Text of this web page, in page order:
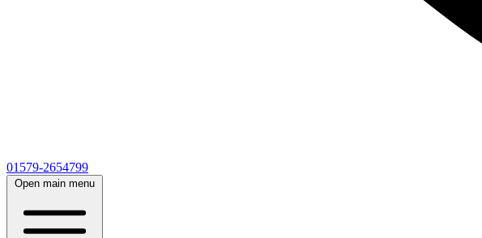
01579-2654799
Open main menu